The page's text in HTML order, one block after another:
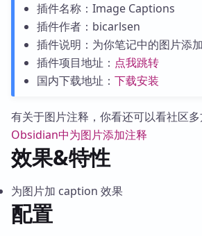
插件名称：Image Captions
插件作者：bicarlsen
插件说明：为你笔记中的图片添
插件项目地址： 点我跳转
国内下载地址： 下载安装
有关于图片注释，你看还可以看社区
Obsidian中为图片添加注释
效果&特性
为图片加 caption 效果
配置